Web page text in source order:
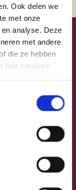
Ook delen we
met onze
analyse. Deze
met andere
die ze hebben
hun services.
Next